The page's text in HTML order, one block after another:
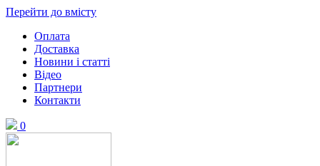
Перейти до вмісту
Оплата
Доставка
Новини і статті
Відео
Партнери
Контакти
0